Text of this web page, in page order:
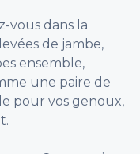
vous dans la
de jambe,
ensemble,
une paire de
pour vos genoux,